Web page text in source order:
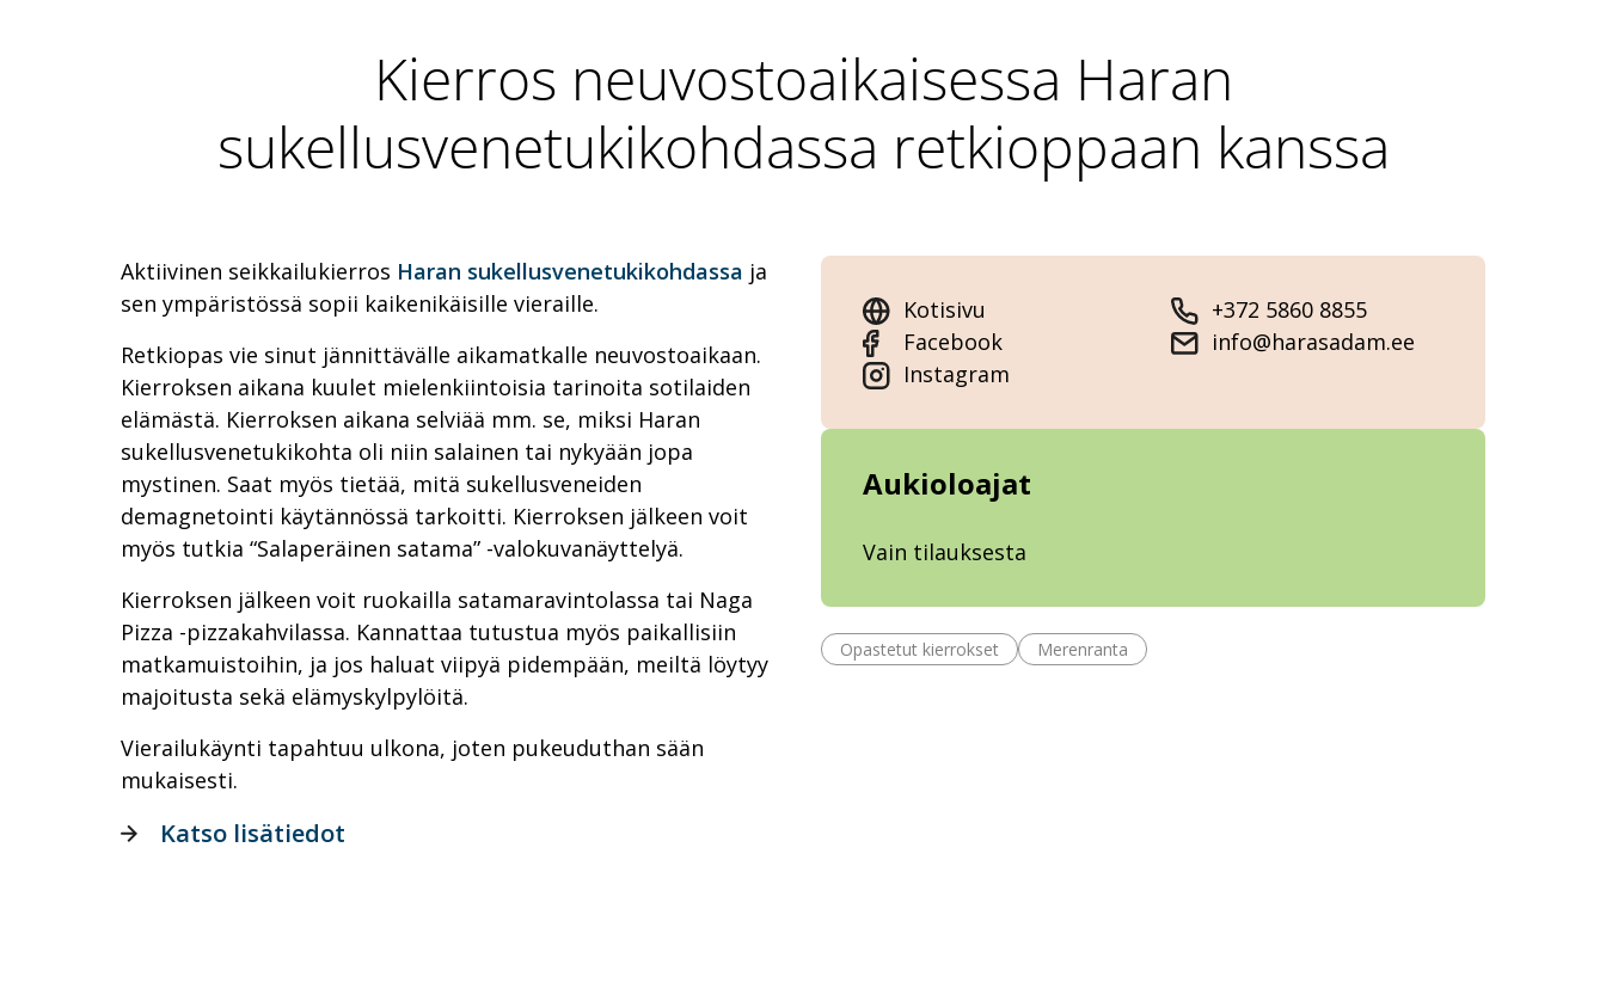
Kierros neuvostoaikaisessa Haran
sukellusvenetukikohdassa retkioppaan kanssa
Aktiivinen seikkailukierros Haran sukellusvenetukikohdassa ja
sen ympäristössä sopii kaikenikäisille vieraille.
Retkiopas vie sinut jännittävälle aikamatkalle neuvostoaikaan.
Kierroksen aikana kuulet mielenkiintoisia tarinoita sotilaiden
elämästä. Kierroksen aikana selviää mm. se, miksi Haran
sukellusvenetukikohta oli niin salainen tai nykyään jopa
mystinen. Saat myös tietää, mitä sukellusveneiden
demagnetointi käytännössä tarkoitti. Kierroksen jälkeen voit
myös tutkia “Salaperäinen satama” -valokuvanäyttelyä.
Kierroksen jälkeen voit ruokailla satamaravintolassa tai Naga
Pizza -pizzakahvilassa. Kannattaa tutustua myös paikallisiin
matkamuistoihin, ja jos haluat viipyä pidempään, meiltä löytyy
majoitusta sekä elämyskylpylöitä.
Vierailukäynti tapahtuu ulkona, joten pukeuduthan sään
mukaisesti.
Kotisivu
Facebook
Instagram
+372 5860 8855
info@harasadam.ee
Aukioloajat
Vain tilauksesta
Opastetut kierrokset Merenranta
Katso lisätiedot